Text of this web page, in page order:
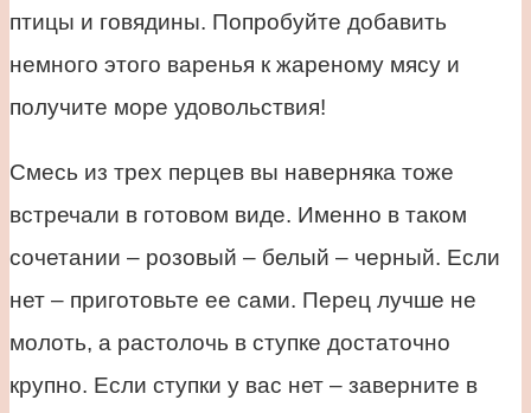
птицы и говядины. Попробуйте добавить
немного этого варенья к жареному мясу и
получите море удовольствия!
Смесь из трех перцев вы наверняка тоже
встречали в готовом виде. Именно в таком
сочетании – розовый – белый – черный. Если
нет – приготовьте ее сами. Перец лучше не
молоть, а растолочь в ступке достаточно
крупно. Если ступки у вас нет – заверните в